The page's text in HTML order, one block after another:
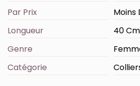
Par Prix
Moins
Longueur
40
Genre
Catégorie